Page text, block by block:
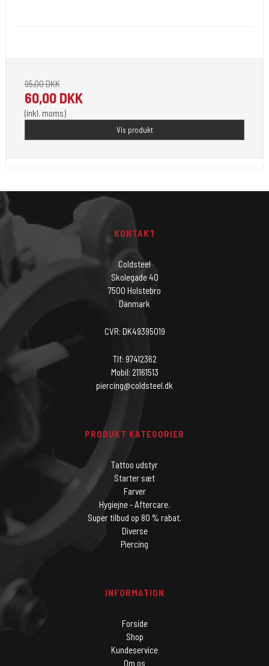
95,00 DKK
60,00 DKK
(inkl. moms)
Vis produkt
KONTAKT
Coldsteel
Skolegade 40
7500 Holstebro
Danmark
CVR: DK49395019
Tlf: 97412362
Mobil: 21161513
piercing@coldsteel.dk
PRODUKT KATEGORIER
Tattoo udstyr
Starter sæt
Farver
Hygiejne - Aftercare.
Super tilbud op 80 % rabat.
Diverse
Piercing
INFORMATION
Forside
Shop
Kundeservice
Om os